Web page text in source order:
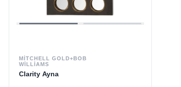
MITCHELL GOLD+BOB
WILLIAMS
Clarity Ayna